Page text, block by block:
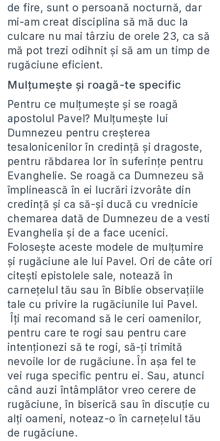
de fire, sunt o persoană nocturnă, dar
mi-am creat disciplina să mă duc la
culcare nu mai târziu de orele 23, ca să
mă pot trezi odihnit și să am un timp de
rugăciune eficient.
Mulțumește și roagă-te specific
Pentru ce mulțumește și se roagă
apostolul Pavel? Mulțumește lui
Dumnezeu pentru creșterea
tesalonicenilor în credință și dragoste,
pentru răbdarea lor în suferințe pentru
Evanghelie. Se roagă ca Dumnezeu să
împlinească în ei lucrări izvorâte din
credință și ca să-și ducă cu vrednicie
chemarea dată de Dumnezeu de a vesti
Evanghelia și de a face ucenici.
Folosește aceste modele de mulțumire
și rugăciune ale lui Pavel. Ori de câte ori
citești epistolele sale, notează în
carnețelul tău sau în Biblie observațiile
tale cu privire la rugăciunile lui Pavel.
Îți mai recomand să le ceri oamenilor,
pentru care te rogi sau pentru care
intenționezi să te rogi, să-ți trimită
nevoile lor de rugăciune. În așa fel te
vei ruga specific pentru ei. Sau, atunci
când auzi întâmplător vreo cerere de
rugăciune, în biserică sau în discuție cu
alți oameni, noteaz-o în carnețelul tău
de rugăciune.